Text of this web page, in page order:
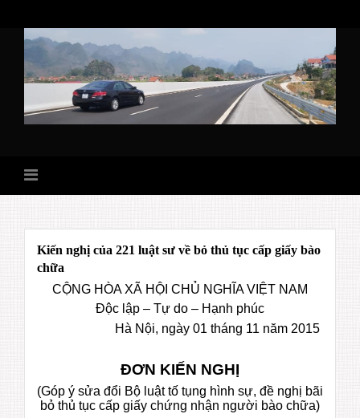
content
Kiến nghị của 221 luật sư về bỏ thủ tục cấp giấy bào
chữa
CỘNG HÒA XÃ HỘI CHỦ NGHĨA VIỆT NAM
Độc lập – Tự do – Hạnh phúc
Hà Nội, ngày 01 tháng 11 năm 2015
ĐƠN KIẾN NGHỊ
(Góp ý sửa đổi Bộ luật tố tụng hình sự, đề nghị bãi
bỏ thủ tục cấp giấy chứng nhận người bào chữa)